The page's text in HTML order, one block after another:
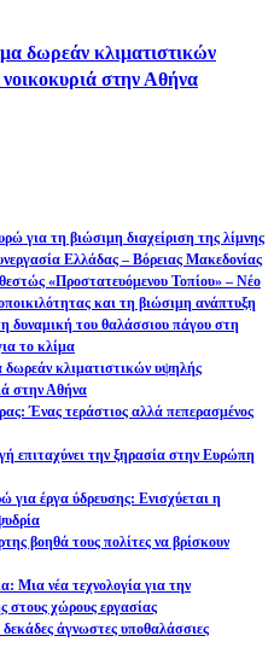
δωρεάν κλιματιστικών
στην Αθήνα
για τη βιώσιμη διαχείριση της λίμνης
Ελλάδας – Βόρειας Μακεδονίας
«Προστατευόμενου Τοπίου» – Νέο
και τη βιώσιμη ανάπτυξη
δυναμική του θαλάσσιου πάγου στη
το κλίμα
κλιματιστικών υψηλής
στην Αθήνα
Ένας τεράστιος αλλά πεπερασμένος
επιταχύνει την ξηρασία στην Ευρώπη
για έργα ύδρευσης: Ενισχύεται η
βοηθά τους πολίτες να βρίσκουν
Μια νέα τεχνολογία για την
στους χώρους εργασίας
άγνωστες υποθαλάσσιες